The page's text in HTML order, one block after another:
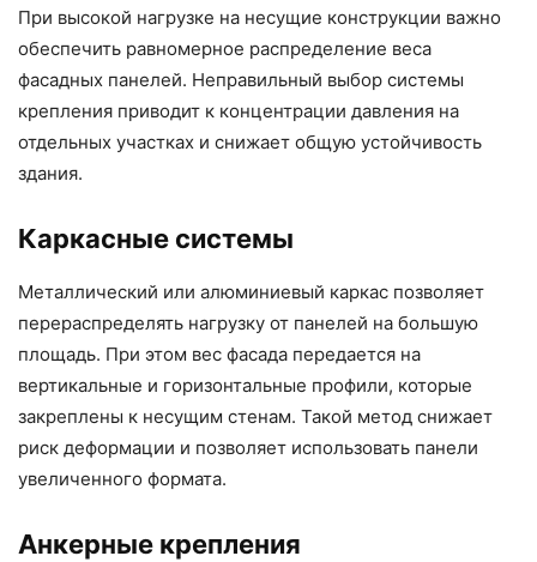
При высокой нагрузке на несущие конструкции важно
обеспечить равномерное распределение веса
фасадных панелей. Неправильный выбор системы
крепления приводит к концентрации давления на
отдельных участках и снижает общую устойчивость
здания.
Каркасные системы
Металлический или алюминиевый каркас позволяет
перераспределять нагрузку от панелей на большую
площадь. При этом вес фасада передается на
вертикальные и горизонтальные профили, которые
закреплены к несущим стенам. Такой метод снижает
риск деформации и позволяет использовать панели
увеличенного формата.
Анкерные крепления